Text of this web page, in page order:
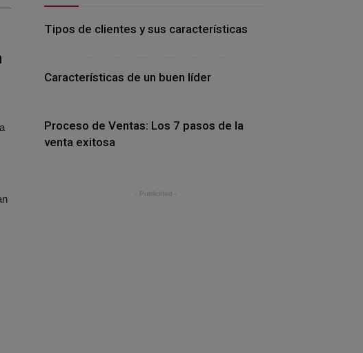
Tipos de clientes y sus características
Características de un buen líder
Proceso de Ventas: Los 7 pasos de la
venta exitosa
- Publicidad -